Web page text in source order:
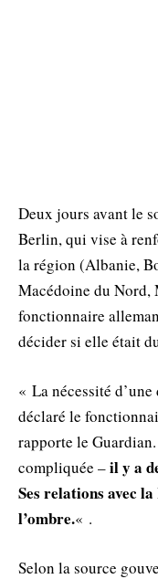
Deux jours avant le
Berlin, qui vise à
la région (Albanie,
Macédoine du Nord,
fonctionnaire
décider si elle était
« La nécessité
déclaré le
rapporte le
compliquée –il y a
Ses relations avec
l’ombre.« .
Selon la source